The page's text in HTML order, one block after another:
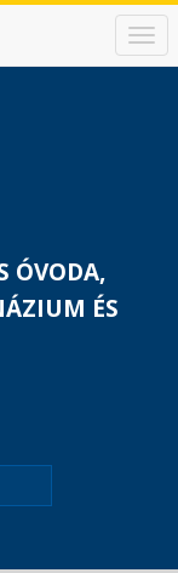
N
a
ÓVODA,
ÉS